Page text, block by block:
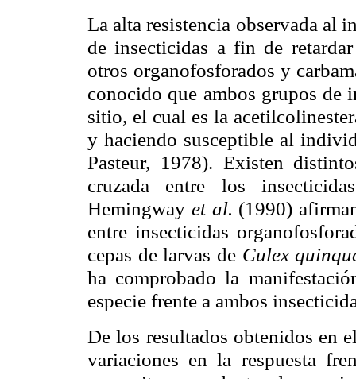
La alta resistencia observada al
de insecticidas a fin de
otros organofosforados y
conocido que ambos grupos de
sitio, el cual es la
y haciendo susceptible al
Pasteur, 1978). Existen
cruzada entre los
Hemingway et al. (1990)
entre insecticidas
cepas de larvas de Culex
ha comprobado la
especie frente a ambos
De los resultados obtenidos en
variaciones en la respuesta